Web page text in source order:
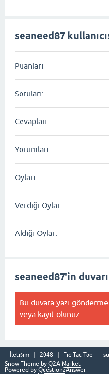
seaneed87
Puanları:
Soruları:
Cevapları:
Yorumları:
Oyları:
Verdiği Oylar:
Aldığı Oylar:
seaneed87'in duvarı
Bu duvara yazı
veya kayıt olunuz
İletişim 2048 Tic Tac Toe
Snow Theme by Q2A Market
Powered by Question2Answer